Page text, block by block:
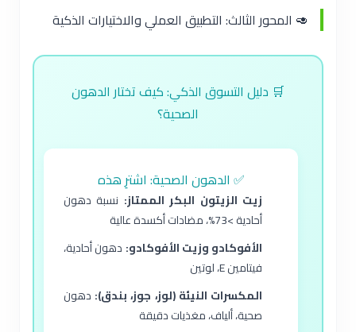
🥑 المحور الثالث: التطبيق العملي والاختيارات الذكية
🛒 دليل التسوق الذكي: كيف تختار الدهون
الصحية؟
✅ الدهون الصحية: اشترِ هذه
زيت الزيتون البكر الممتاز: نسبة دهون
أحادية >73%، مضادات أكسدة عالية
الأفوكادو وزيت الأفوكادو: دهون أحادية،
فيتامين E، لوتين
المكسرات النيئة (لوز، جوز، بندق): دهون
صحية، ألياف، مغذيات دقيقة